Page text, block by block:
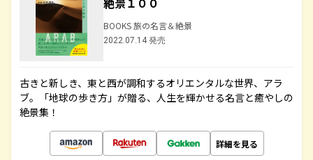
BOOKS 旅の名言＆絶景
2022.07.14 発売
古きと新しき、東と西が調和するオリエンタルな世界、アラ
ブ。「地球の歩き方」が贈る、人生を輝かせる名言と癒やしの
絶景集！
詳細を見る